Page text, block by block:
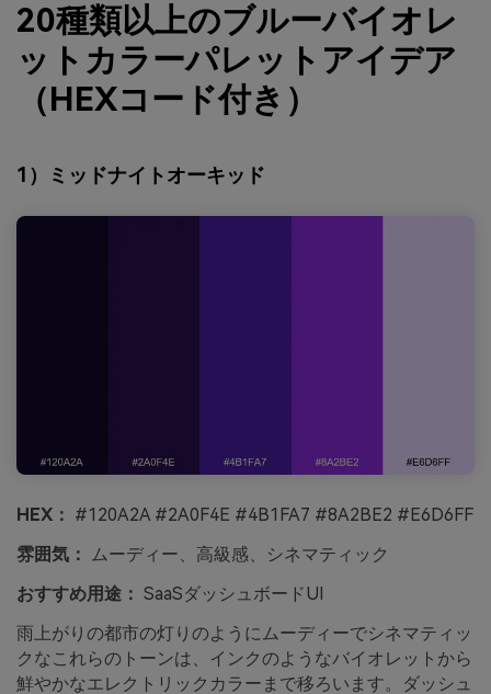
20種類以上のブルーバイオレ
ットカラーパレットアイデア
（HEXコード付き）
1）ミッドナイトオーキッド
HEX： #120A2A #2A0F4E #4B1FA7 #8A2BE2 #E6D6FF
雰囲気： ムーディー、高級感、シネマティック
おすすめ用途： SaaSダッシュボードUI
雨上がりの都市の灯りのようにムーディーでシネマティッ
クなこれらのトーンは、インクのようなバイオレットから
鮮やかなエレクトリックカラーまで移ろいます。ダッシュ